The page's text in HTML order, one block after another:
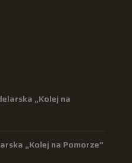
„Kolej na
„Kolej na Pomorze”